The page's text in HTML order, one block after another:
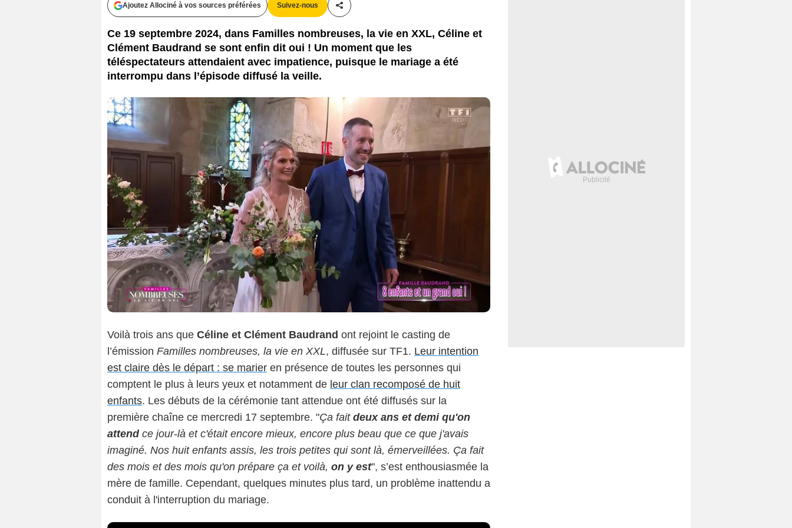
Ajoutez Allociné à vos sources préférées Suivez-nous
Partager cet article
Ce 19 septembre 2024, dans Familles nombreuses, la vie en XXL, Céline et
Clément Baudrand se sont enfin dit oui ! Un moment que les
téléspectateurs attendaient avec impatience, puisque le mariage a été
interrompu dans l’épisode diffusé la veille.
Voilà trois ans que Céline et Clément Baudrand ont rejoint le casting de
l’émission Familles nombreuses, la vie en XXL, diffusée sur TF1. Leur intention
est claire dès le départ : se marier en présence de toutes les personnes qui
comptent le plus à leurs yeux et notamment de leur clan recomposé de huit
enfants. Les débuts de la cérémonie tant attendue ont été diffusés sur la
première chaîne ce mercredi 17 septembre. "Ça fait deux ans et demi qu'on
attendce jour-là et c'était encore mieux, encore plus beau que ce que j'avais
imaginé. Nos huit enfants assis, les trois petites qui sont là, émerveillées. Ça fait
des mois et des mois qu'on prépare ça et voilà, on y est", s’est enthousiasmée la
mère de famille. Cependant, quelques minutes plus tard, un problème inattendu a
conduit à l'interruption du mariage.